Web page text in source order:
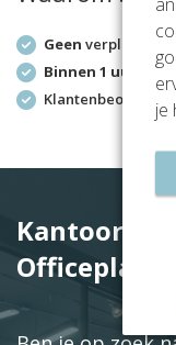
Geen
Binnen 1 uur
je